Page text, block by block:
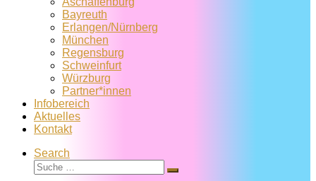
Bayreuth
Erlangen/Nürnberg
München
Regensburg
Schweinfurt
Würzburg
Partner*innen
Infobereich
Aktuelles
Kontakt
Search
Suche
Suche